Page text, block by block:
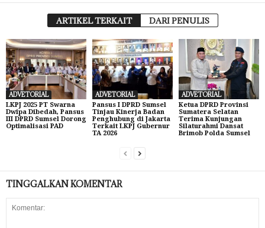
ARTIKEL TERKAIT DARI PENULIS
ADVETORIAL
LKPJ 2025 PT Swarna
Dwipa Dibedah, Pansus
III DPRD Sumsel Dorong
Optimalisasi PAD
ADVETORIAL
Pansus I DPRD Sumsel
Tinjau Kinerja Badan
Penghubung di Jakarta
Terkait LKPJ Gubernur
TA 2026
ADVETORIAL
Ketua DPRD Provinsi
Sumatera Selatan
Terima Kunjungan
Silaturahmi Dansat
Brimob Polda Sumsel
TINGGALKAN KOMENTAR